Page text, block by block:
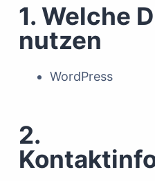
1. Welche
nutzen
WordPress
2.